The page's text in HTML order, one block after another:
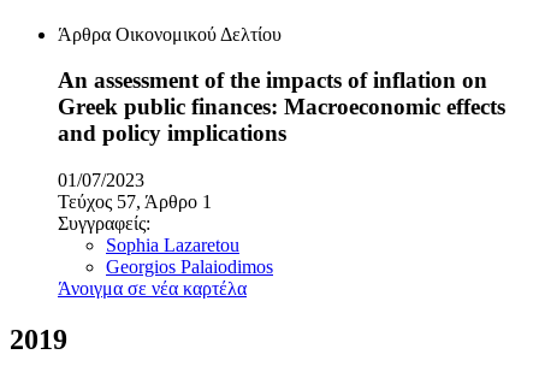
Άρθρα Οικονομικού Δελτίου
An assessment of the impacts of inflation on
Greek public finances: Macroeconomic effects
and policy implications
01/07/2023
Τεύχος 57, Άρθρο 1
Συγγραφείς:
Sophia Lazaretou
Georgios Palaiodimos
Άνοιγμα σε νέα καρτέλα
2019